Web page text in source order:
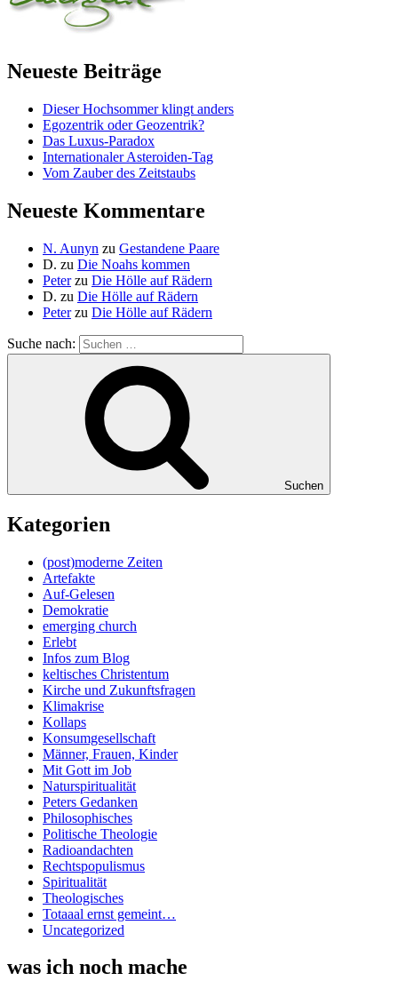
Neueste Beiträge
Dieser Hochsommer klingt anders
Egozentrik oder Geozentrik?
Das Luxus-Paradox
Internationaler Asteroiden-Tag
Vom Zauber des Zeitstaubs
Neueste Kommentare
N. Aunyn zu Gestandene Paare
D. zu Die Noahs kommen
Peterzu Die Hölle auf Rädern
D. zu Die Hölle auf Rädern
Peterzu Die Hölle auf Rädern
Suche nach:
Suchen
Kategorien
(post)moderne Zeiten
Artefakte
Auf-Gelesen
Demokratie
emerging church
Erlebt
Infos zum Blog
keltisches Christentum
Kirche und Zukunftsfragen
Klimakrise
Kollaps
Konsumgesellschaft
Männer, Frauen, Kinder
Mit Gott im Job
Naturspiritualität
Peters Gedanken
Philosophisches
Politische Theologie
Radioandachten
Rechtspopulismus
Spiritualität
Theologisches
Totaaal ernst gemeint…
Uncategorized
was ich noch mache